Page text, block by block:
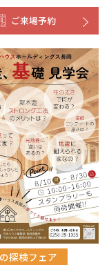
ご来場予約
探検フェア